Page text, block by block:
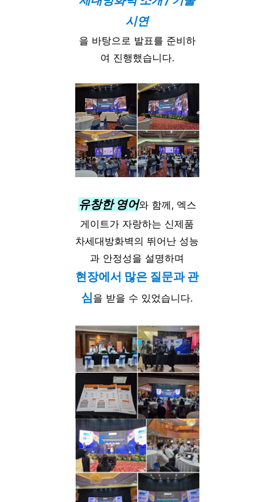
시연
을 바탕으로 발표를 준비하
여 진행했습니다.
유창한 영어와 함께, 엑스
게이트가 자랑하는 신제품
차세대방화벽의 뛰어난 성능
과 안정성을 설명하며
현장에서 많은 질문과 관
심을 받을 수 있었습니다.